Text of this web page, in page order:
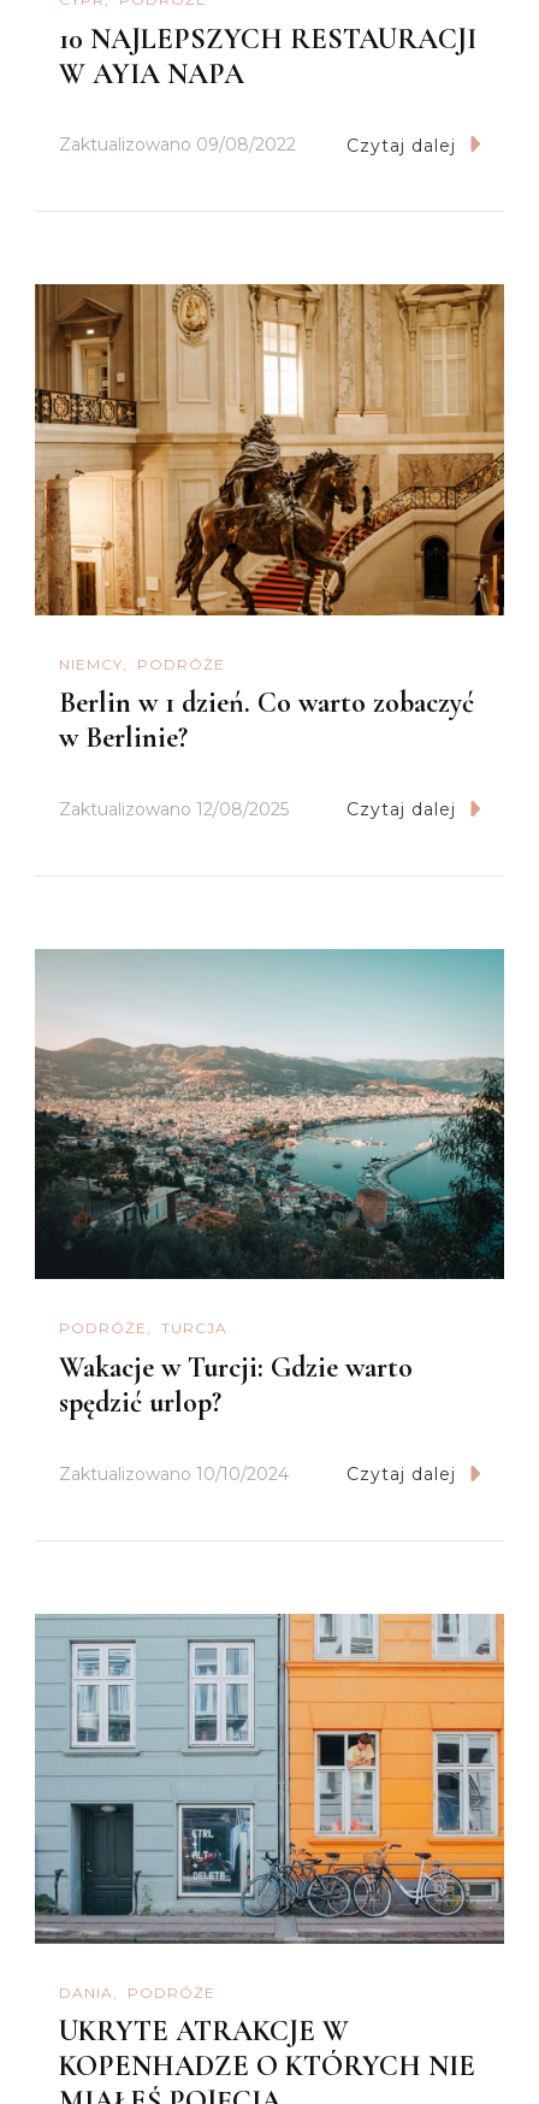
10 NAJLEPSZYCH RESTAURACJI
W AYIA NAPA
Zaktualizowano 09/08/2022 Czytaj dalej
NIEMCY PODRÓŻE
Berlin w 1 dzień. Co warto zobaczyć
w Berlinie?
Zaktualizowano 12/08/2025 Czytaj dalej
PODRÓŻE TURCJA
Wakacje w Turcji: Gdzie warto
spędzić urlop?
Zaktualizowano 10/10/2024 Czytaj dalej
DANIA PODRÓŻE
UKRYTE ATRAKCJE W
KOPENHADZE O KTÓRYCH NIE